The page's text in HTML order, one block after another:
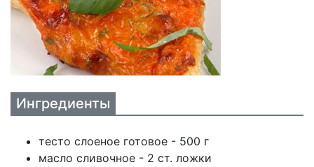
Ингредиенты
тесто слоеное готовое - 500 г
масло сливочное - 2 ст. ложки